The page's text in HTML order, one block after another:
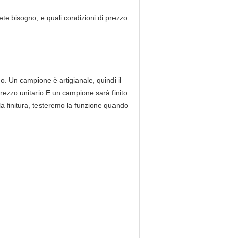
bisogno, e quali condizioni di prezzo
Un campione è artigianale, quindi il
unitario.E un campione sarà finito
finitura, testeremo la funzione quando